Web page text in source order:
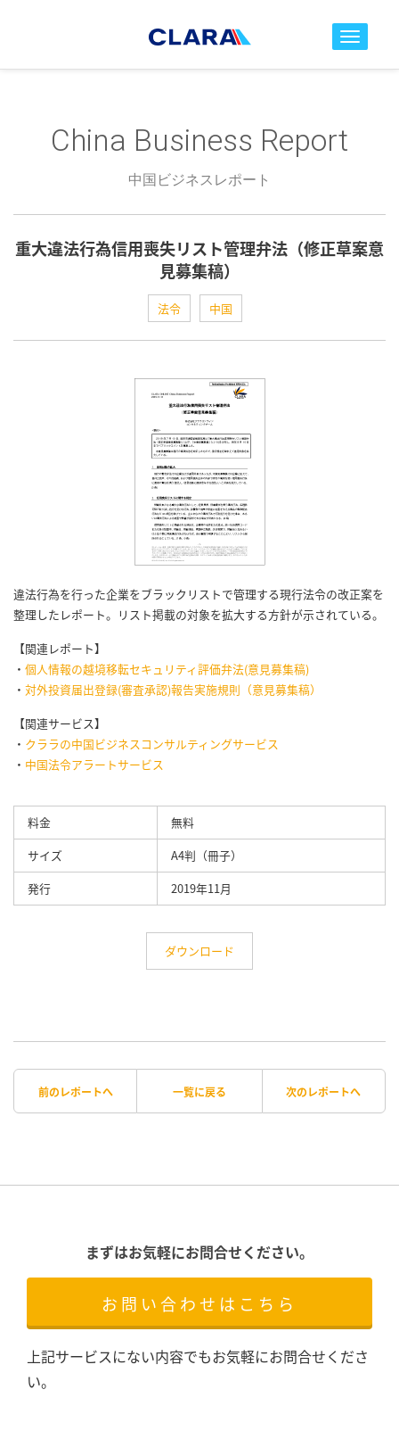
toggle
China Business Report
中国ビジネスレポート
重大違法行為信用喪失リスト管理弁法（修正草案意
見募集稿）
法令 中国
違法行為を行った企業をブラックリストで管理する現行法令の改正案を
整理したレポート。リスト掲載の対象を拡大する方針が示されている。
【関連レポート】
・ 個人情報の越境移転セキュリティ評価弁法(意見募集稿)
・ 対外投資届出登録(審査承認)報告実施規則（意見募集稿）
【関連サービス】
・ クララの中国ビジネスコンサルティングサービス
・ 中国法令アラートサービス
料金
無料
サイズ
A4判（冊子）
発行
2019年11月
ダウンロード
前のレポートへ 一覧に戻る 次のレポートへ
まずはお気軽にお問合せください。
お問い合わせはこちら
上記サービスにない内容でもお気軽にお問合せくださ
い。